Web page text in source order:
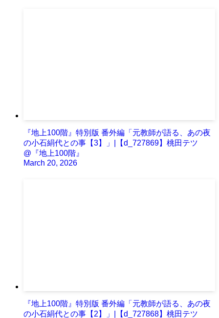
『地上100階』特別版 番外編「元教師が語る、あの夜
の小石絹代との事【3】」|【d_727869】桃田テツ
@『地上100階』
March 20, 2026
『地上100階』特別版 番外編「元教師が語る、あの夜
の小石絹代との事【2】」|【d_727868】桃田テツ